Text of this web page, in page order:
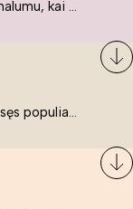
Šiuolaikiniai baldai žavi išskirtiniu funkcionalumu, kai kurie jų pelnytai net pavadinami meno kūriniais, nes jie tikrai yra išskirtiniai, originalūs ir puikiai atliepiantys į šiuolaikinių žmonių poreikius bei gyvenimo būdo ypatumus.
Skandinaviškas stilius jau kuris laikas įsitaisęs populiariausiųjų sąraše. Namai, butai labai dažnai įrengiami remiantis būtent šio stiliaus ypatumais. Dėl švelnių spalvų, praktiškumo ir estetikos jis masina tuos, kurie neabejingi šviesiem ar neutralių spalvų koloritui, paprastumui, funkcionalumui, natūralumui ir stilingai estetikai. Platų skandinaviškų baldų spektrą rasite „Deinavos baldų“ asortimente.